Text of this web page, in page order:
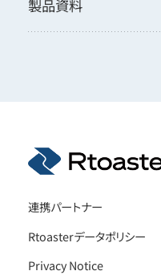
製品資料
連携パートナー
Rtoasterデータポリシー
Privacy Notice